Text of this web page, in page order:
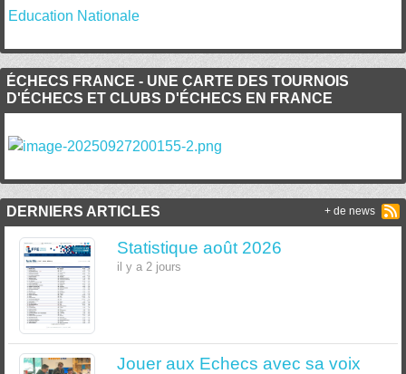
Education Nationale
ÉCHECS FRANCE - UNE CARTE DES TOURNOIS
D'ÉCHECS ET CLUBS D'ÉCHECS EN FRANCE
DERNIERS ARTICLES
Statistique août 2026
il y a 2 jours
Jouer aux Echecs avec sa voix
+ de news